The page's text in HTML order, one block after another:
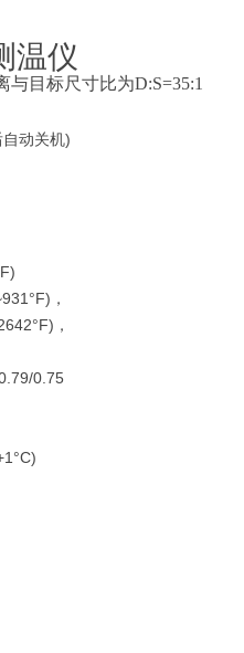
温仪
目标尺寸比为D:S=35:1
动关机)
，
，
0.75